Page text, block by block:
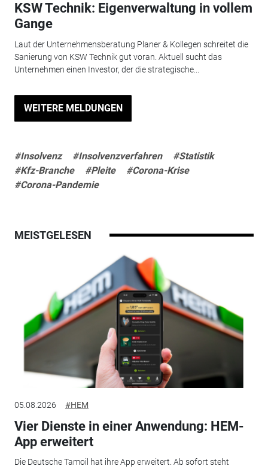
KSW Technik: Eigenverwaltung in vollem
Gange
Laut der Unternehmensberatung Planer & Kollegen schreitet die
Sanierung von KSW Technik gut voran. Aktuell sucht das
Unternehmen einen Investor, der die strategische...
WEITERE MELDUNGEN
#Insolvenz #Insolvenzverfahren
#Statistik
#Kfz-Branche
#Pleite
#Corona-Krise
#Corona-Pandemie
MEISTGELESEN
05.08.2026 #HEM
Vier Dienste in einer Anwendung: HEM-
App erweitert
Die Deutsche Tamoil hat ihre App erweitert. Ab sofort steht